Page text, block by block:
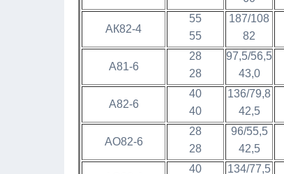
АК82-4
55
55
187/108
82
А81-6
28
28
97,5/56,5
43,0
А82-6
40
40
136/79,8
42,5
АО82-6
28
28
96/55,5
42,5
40
134/77,5